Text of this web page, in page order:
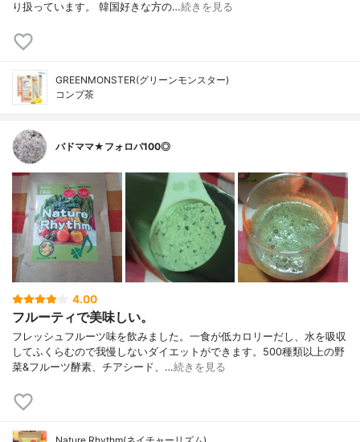
り扱っています。 韓国好きな方の…続きを見る
GREENMONSTER(グリーンモンスター)
コンブ茶
バドママ★フォロバ100◎
4.00
フルーティで美味しい。
フレッシュフルーツ味を飲みました。一食が低カロリーだし、水を吸収
してふくらむので我慢しないダイエットができます。500種類以上の野
菜&フルーツ酵素、チアシード、…続きを見る